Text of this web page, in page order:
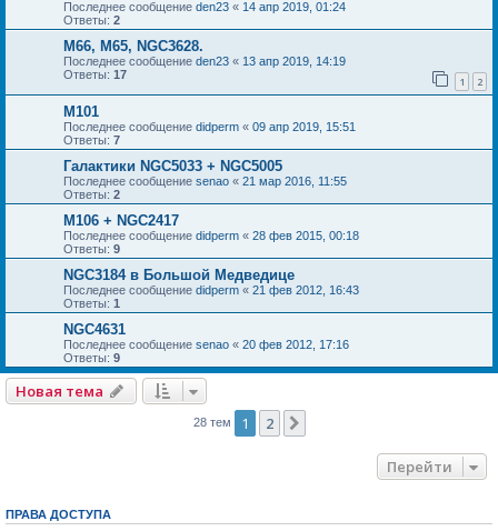
Последнее сообщение den23 « 14 апр 2019, 01:24
Ответы: 2
М66, М65, NGC3628.
Последнее сообщение den23 « 13 апр 2019, 14:19
Ответы: 17 1 2
M101
Последнее сообщение didperm « 09 апр 2019, 15:51
Ответы: 7
Галактики NGC5033 + NGC5005
Последнее сообщение senao « 21 мар 2016, 11:55
Ответы: 2
M106 + NGC2417
Последнее сообщение didperm « 28 фев 2015, 00:18
Ответы: 9
NGC3184 в Большой Медведице
Последнее сообщение didperm « 21 фев 2012, 16:43
Ответы: 1
NGC4631
Последнее сообщение senao « 20 фев 2012, 17:16
Ответы: 9
Новая тема
28 тем 1 2
Перейти
ПРАВА ДОСТУПА